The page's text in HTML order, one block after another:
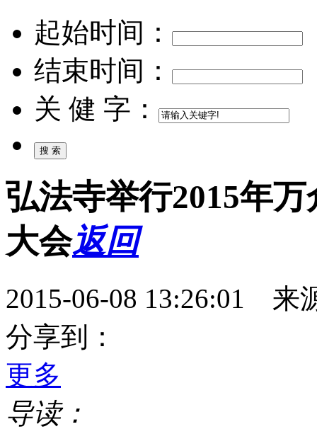
起始时间：
结束时间：
关 健 字：
弘法寺举行2015年
大会返回
2015-06-08 13:26:01
分享到：
更多
导读：